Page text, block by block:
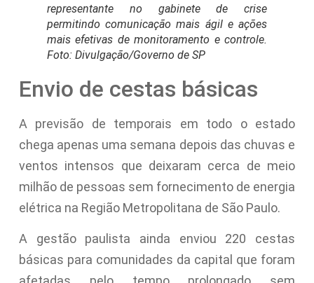
representante no gabinete de crise
permitindo comunicação mais ágil e ações
mais efetivas de monitoramento e controle.
Foto: Divulgação/Governo de SP
Envio de cestas básicas
A previsão de temporais em todo o estado
chega apenas uma semana depois das chuvas e
ventos intensos que deixaram cerca de meio
milhão de pessoas sem fornecimento de energia
elétrica na Região Metropolitana de São Paulo.
A gestão paulista ainda enviou 220 cestas
básicas para comunidades da capital que foram